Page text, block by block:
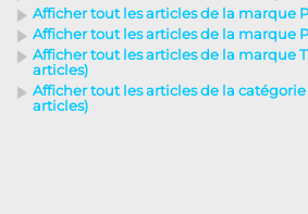
Afficher tout les articles de la marque
Afficher tout les articles de la marque
Afficher tout les articles de la marque
articles)
Afficher tout les articles de la
articles)